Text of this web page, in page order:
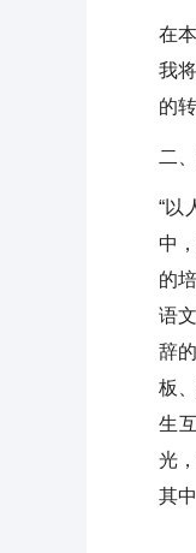
在
我
的
二
“以
中
的
语
辞
板
生
光
其